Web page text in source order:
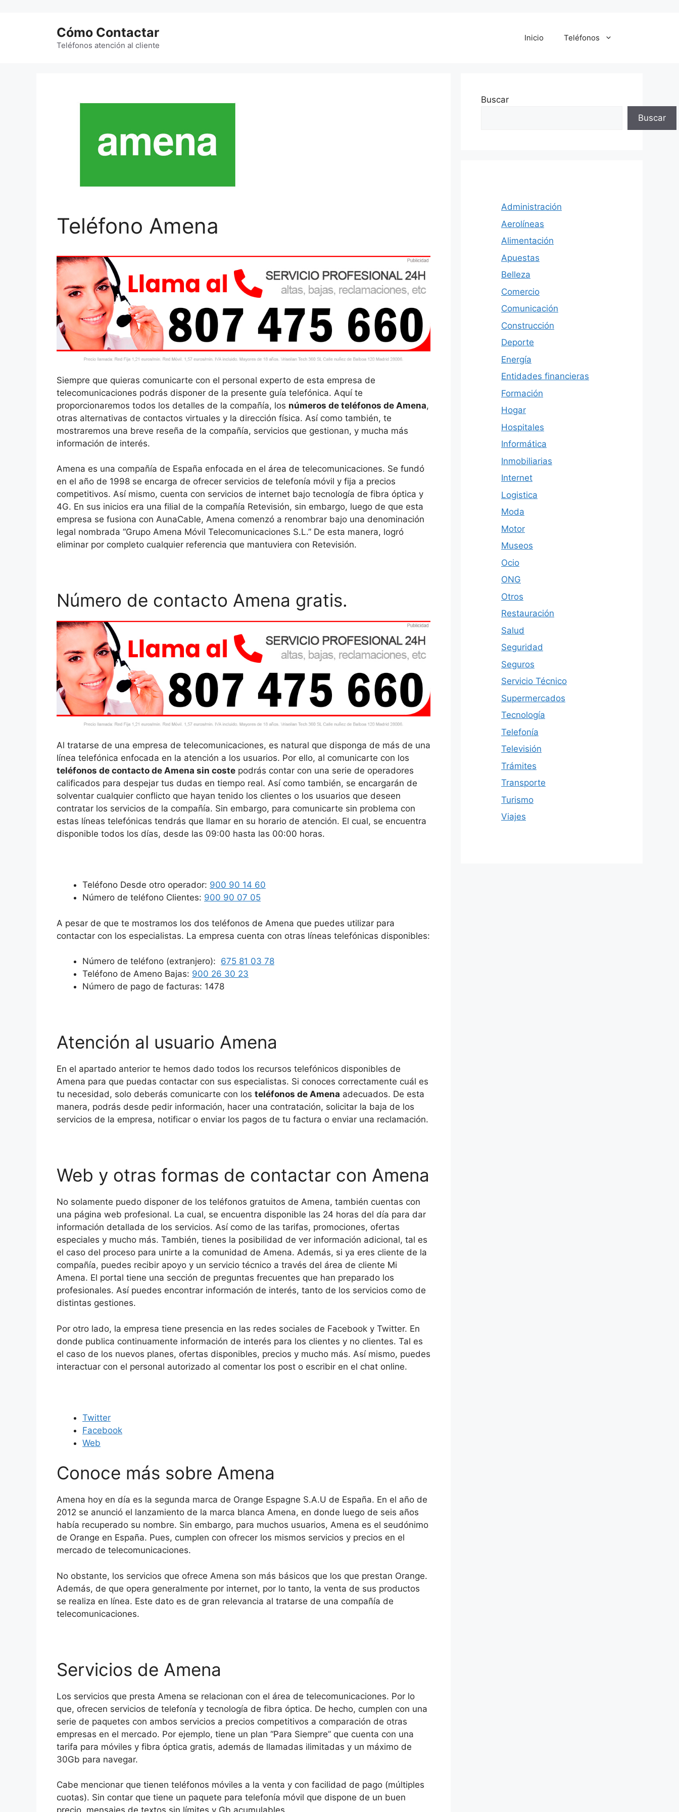
Cómo Contactar
Teléfonos atención al cliente
Inicio Teléfonos
Teléfono Amena
Siempre que quieras comunicarte con el personal experto de esta empresa de
telecomunicaciones podrás disponer de la presente guía telefónica. Aquí te
proporcionaremos todos los detalles de la compañía, los números de teléfonos de Amena,
otras alternativas de contactos virtuales y la dirección física. Así como también, te
mostraremos una breve reseña de la compañía, servicios que gestionan, y mucha más
información de interés.
Amena es una compañía de España enfocada en el área de telecomunicaciones. Se fundó
en el año de 1998 se encarga de ofrecer servicios de telefonía móvil y fija a precios
competitivos. Así mismo, cuenta con servicios de internet bajo tecnología de fibra óptica y
4G. En sus inicios era una filial de la compañía Retevisión, sin embargo, luego de que esta
empresa se fusiona con AunaCable, Amena comenzó a renombrar bajo una denominación
legal nombrada “Grupo Amena Móvil Telecomunicaciones S.L.” De esta manera, logró
eliminar por completo cualquier referencia que mantuviera con Retevisión.
Número de contacto Amena gratis.
Al tratarse de una empresa de telecomunicaciones, es natural que disponga de más de una
línea telefónica enfocada en la atención a los usuarios. Por ello, al comunicarte con los
teléfonos de contacto de Amena sin coste podrás contar con una serie de operadores
calificados para despejar tus dudas en tiempo real. Así como también, se encargarán de
solventar cualquier conflicto que hayan tenido los clientes o los usuarios que deseen
contratar los servicios de la compañía. Sin embargo, para comunicarte sin problema con
estas líneas telefónicas tendrás que llamar en su horario de atención. El cual, se encuentra
disponible todos los días, desde las 09:00 hasta las 00:00 horas.
Teléfono Desde otro operador: 900 90 14 60
Número de teléfono Clientes: 900 90 07 05
A pesar de que te mostramos los dos teléfonos de Amena que puedes utilizar para
contactar con los especialistas. La empresa cuenta con otras líneas telefónicas disponibles:
Número de teléfono (extranjero): 675 81 03 78
Teléfono de Ameno Bajas: 900 26 30 23
Número de pago de facturas: 1478
Atención al usuario Amena
En el apartado anterior te hemos dado todos los recursos telefónicos disponibles de
Amena para que puedas contactar con sus especialistas. Si conoces correctamente cuál es
tu necesidad, solo deberás comunicarte con los teléfonos de Amena adecuados. De esta
manera, podrás desde pedir información, hacer una contratación, solicitar la baja de los
servicios de la empresa, notificar o enviar los pagos de tu factura o enviar una reclamación.
Web y otras formas de contactar con Amena
No solamente puedo disponer de los teléfonos gratuitos de Amena, también cuentas con
una página web profesional. La cual, se encuentra disponible las 24 horas del día para dar
información detallada de los servicios. Así como de las tarifas, promociones, ofertas
especiales y mucho más. También, tienes la posibilidad de ver información adicional, tal es
el caso del proceso para unirte a la comunidad de Amena. Además, si ya eres cliente de la
compañía, puedes recibir apoyo y un servicio técnico a través del área de cliente Mi
Amena. El portal tiene una sección de preguntas frecuentes que han preparado los
profesionales. Así puedes encontrar información de interés, tanto de los servicios como de
distintas gestiones.
Por otro lado, la empresa tiene presencia en las redes sociales de Facebook y Twitter. En
donde publica continuamente información de interés para los clientes y no clientes. Tal es
el caso de los nuevos planes, ofertas disponibles, precios y mucho más. Así mismo, puedes
interactuar con el personal autorizado al comentar los post o escribir en el chat online.
Twitter
Facebook
Web
Conoce más sobre Amena
Amena hoy en día es la segunda marca de Orange Espagne S.A.U de España. En el año de
2012 se anunció el lanzamiento de la marca blanca Amena, en donde luego de seis años
había recuperado su nombre. Sin embargo, para muchos usuarios, Amena es el seudónimo
de Orange en España. Pues, cumplen con ofrecer los mismos servicios y precios en el
mercado de telecomunicaciones.
No obstante, los servicios que ofrece Amena son más básicos que los que prestan Orange.
Además, de que opera generalmente por internet, por lo tanto, la venta de sus productos
se realiza en línea. Este dato es de gran relevancia al tratarse de una compañía de
telecomunicaciones.
Servicios de Amena
Los servicios que presta Amena se relacionan con el área de telecomunicaciones. Por lo
que, ofrecen servicios de telefonía y tecnología de fibra óptica. De hecho, cumplen con una
serie de paquetes con ambos servicios a precios competitivos a comparación de otras
empresas en el mercado. Por ejemplo, tiene un plan “Para Siempre” que cuenta con una
tarifa para móviles y fibra óptica gratis, además de llamadas ilimitadas y un máximo de
30Gb para navegar.
Cabe mencionar que tienen teléfonos móviles a la venta y con facilidad de pago (múltiples
cuotas). Sin contar que tiene un paquete para telefonía móvil que dispone de un buen
Buscar
Buscar
Administración
Aerolíneas
Alimentación
Apuestas
Belleza
Comercio
Comunicación
Construcción
Deporte
Energía
Entidades financieras
Formación
Hogar
Hospitales
Informática
Inmobiliarias
Internet
Logistica
Moda
Motor
Museos
Ocio
ONG
Otros
Restauración
Salud
Seguridad
Seguros
Servicio Técnico
Supermercados
Tecnología
Telefonía
Televisión
Trámites
Transporte
Turismo
Viajes